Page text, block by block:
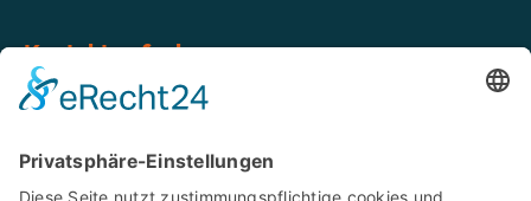
Kontakt aufnehmen
Tel: 02546 939 85 20
WhatsApp: 0151 668 975 79